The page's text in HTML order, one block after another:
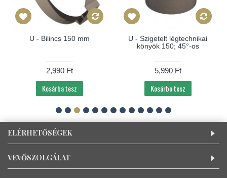
U - Bilincs 150 mm
2,990 Ft
Kosárba tesz
U - Szigetelt légtechnikai
könyök 150; 45°-os
5,990 Ft
Kosárba tesz
ELÉRHETŐSÉGEK
VEVŐSZOLGÁLAT